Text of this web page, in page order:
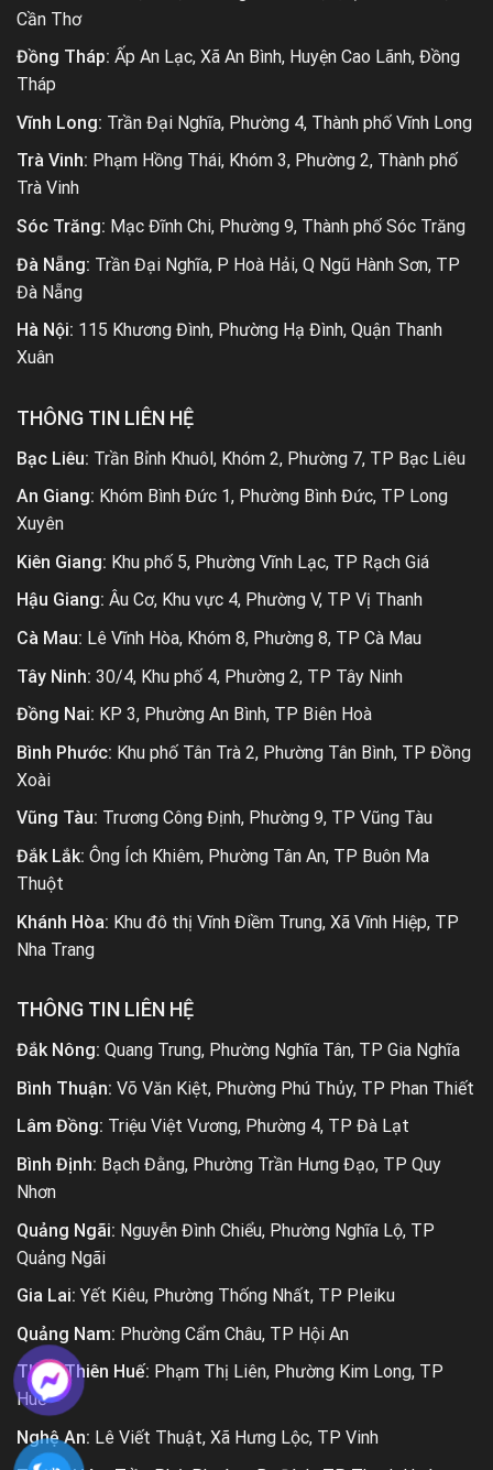
Cần Thơ
Đồng Tháp: Ấp An Lạc, Xã An Bình, Huyện Cao Lãnh, Đồng
Tháp
Vĩnh Long: Trần Đại Nghĩa, Phường 4, Thành phố Vĩnh Long
Trà Vinh: Phạm Hồng Thái, Khóm 3, Phường 2, Thành phố
Trà Vinh
Sóc Trăng: Mạc Đĩnh Chi, Phường 9, Thành phố Sóc Trăng
Đà Nẵng: Trần Đại Nghĩa, P Hoà Hải, Q Ngũ Hành Sơn, TP
Đà Nẵng
Hà Nội: 115 Khương Đình, Phường Hạ Đình, Quận Thanh
Xuân
THÔNG TIN LIÊN HỆ
Bạc Liêu: Trần Bỉnh Khuôl, Khóm 2, Phường 7, TP Bạc Liêu
An Giang: Khóm Bình Đức 1, Phường Bình Đức, TP Long
Xuyên
Kiên Giang: Khu phố 5, Phường Vĩnh Lạc, TP Rạch Giá
Hậu Giang: Âu Cơ, Khu vực 4, Phường V, TP Vị Thanh
Cà Mau: Lê Vĩnh Hòa, Khóm 8, Phường 8, TP Cà Mau
Tây Ninh: 30/4, Khu phố 4, Phường 2, TP Tây Ninh
Đồng Nai: KP 3, Phường An Bình, TP Biên Hoà
Bình Phước: Khu phố Tân Trà 2, Phường Tân Bình, TP Đồng
Xoài
Vũng Tàu: Trương Công Định, Phường 9, TP Vũng Tàu
Đắk Lắk: Ông Ích Khiêm, Phường Tân An, TP Buôn Ma
Thuột
Khánh Hòa: Khu đô thị Vĩnh Điềm Trung, Xã Vĩnh Hiệp, TP
Nha Trang
THÔNG TIN LIÊN HỆ
Đắk Nông: Quang Trung, Phường Nghĩa Tân, TP Gia Nghĩa
Bình Thuận: Võ Văn Kiệt, Phường Phú Thủy, TP Phan Thiết
Lâm Đồng: Triệu Việt Vương, Phường 4, TP Đà Lạt
Bình Định: Bạch Đằng, Phường Trần Hưng Đạo, TP Quy
Nhơn
Quảng Ngãi: Nguyễn Đình Chiểu, Phường Nghĩa Lộ, TP
Quảng Ngãi
Gia Lai: Yết Kiêu, Phường Thống Nhất, TP Pleiku
Quảng Nam: Phường Cẩm Châu, TP Hội An
Thừa Thiên Huế: Phạm Thị Liên, Phường Kim Long, TP
Huế
Nghệ An: Lê Viết Thuật, Xã Hưng Lộc, TP Vinh